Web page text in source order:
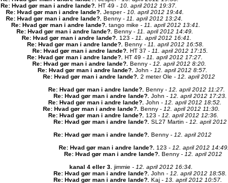
Re: Hvad gør man i andre lande? HT 49 - 10. april 2012 19:37.
Re: Hvad gør man i andre lande? Jesper - 10. april 2012 19:44.
Re: Hvad gør man i andre lande? Benny - 11. april 2012 13:24.
Re: Hvad gør man i andre lande? tango mike - 11. april 2012 13:41.
Re: Hvad gør man i andre lande? Benny - 11. april 2012 14:49.
Re: Hvad gør man i andre lande?
123 - 11. april 2012 16:41.
Re: Hvad gør man i andre lande? Benny - 11. april 2012 16:58.
Re: Hvad gør man i andre lande? HT 37 - 11. april 2012 17:15.
Re: Hvad gør man i andre lande? HT 49 - 11. april 2012 17:27.
Re: Hvad gør man i andre lande? Benny - 12. april 2012 8:20.
Re: Hvad gør man i andre lande? John - 12. april 2012 8:57.
Re: Hvad gør man i andre lande? 2 meter Ole - 12. april 2012
Re: Hvad gør man i andre lande? Benny - 12. april 2012 11:27.
Re: Hvad gør man i andre lande? John - 12. april 2012 17:23.
Re: Hvad gør man i andre lande? John - 12. april 2012 18:52.
Re: Hvad gør man i andre lande? Benny - 12. april 2012 11:30.
Re: Hvad gør man i andre lande?
123 - 12. april 2012 12:36.
Re: Hvad gør man i andre lande? SL27 Martin - 12. april 2012
Re: Hvad gør man i andre lande? Benny - 12. april 2012
Re: Hvad gør man i andre lande?
123 - 12. april 2012 14:49.
Re: Hvad gør man i andre lande? Benny - 12. april 2012
kanal 4 eller 3 jimmie - 12. april 2012 16:34.
Re: Hvad gør man i andre lande? John - 12. april 2012 18:58.
Re: Hvad gør man i andre lande? Kaj - 13. april 2012 10:57.